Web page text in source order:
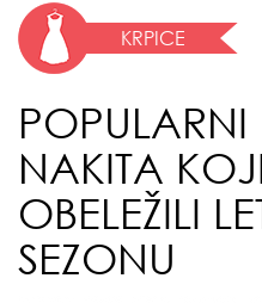
KRPICE
NAKITA
OBELEŽILI
SEZONU